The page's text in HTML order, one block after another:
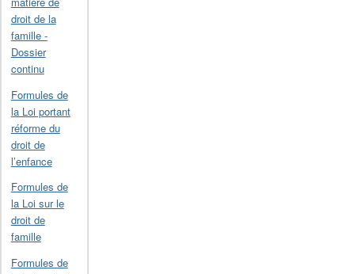
droit de la
famille -
Dossier
continu
Formules de
la Loi portant
réforme du
droit de
l’enfance
Formules de
la Loi sur le
droit de
famille
Formules de